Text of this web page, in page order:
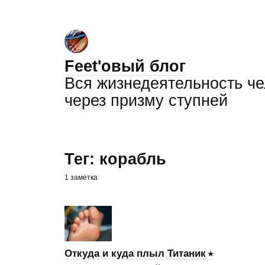
Feet'овый блог
Вся жизнедеятельность
через призму ступней
Тег: корабль
1 заметка
Откуда и куда плыл Титаник